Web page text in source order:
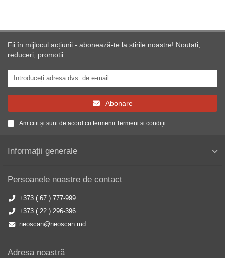
Fii în mijlocul acțiunii - abonează-te la știrile noastre! Noutati,
reduceri, promotii.
Abonare
Am citit și sunt de acord cu termenii Termeni si condiții
Informații generale
Persoanele noastre de contact
+373 ( 67 ) 777-999
+373 ( 22 ) 296-396
neoscan@neoscan.md
Adresa noastră